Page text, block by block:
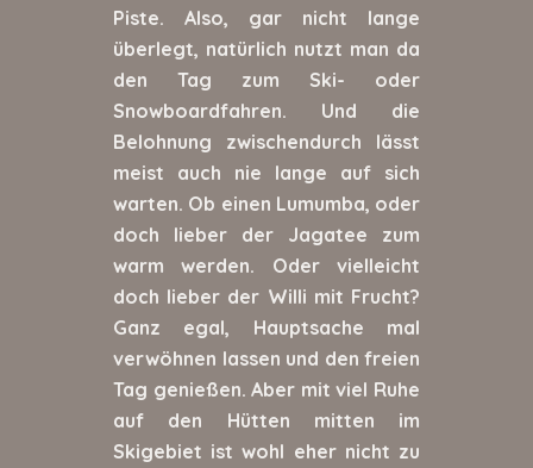
Piste. Also, gar nicht lange
überlegt, natürlich nutzt man da
den Tag zum Ski- oder
Snowboardfahren. Und die
Belohnung zwischendurch lässt
meist auch nie lange auf sich
warten. Ob einen Lumumba, oder
doch lieber der Jagatee zum
warm werden. Oder vielleicht
doch lieber der Willi mit Frucht?
Ganz egal, Hauptsache mal
verwöhnen lassen und den freien
Tag genießen. Aber mit viel Ruhe
auf den Hütten mitten im
Skigebiet ist wohl eher nicht zu